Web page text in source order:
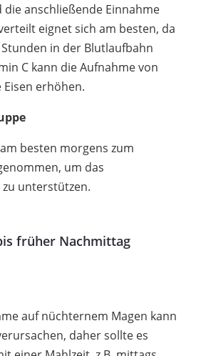
die anschließende Einnahme
eignet sich am besten, da
in der Blutlaufbahn
C kann die Aufnahme von
erhöhen.
besten morgens zum
um das
zu unterstützen.
früher Nachmittag
auf nüchternem Magen kann
daher sollte es